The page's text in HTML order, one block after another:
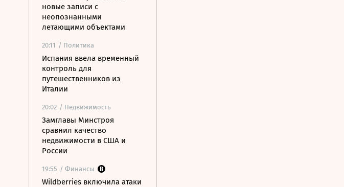
новые записи с
неопознанными
летающими объектами
20:11 / Политика
Испания ввела временный
контроль для
путешественников из
Италии
20:02 / Недвижимость
Замглавы Минстроя
сравнил качество
недвижимости в США и
России
19:55 / Финансы
Wildberries включила атаки